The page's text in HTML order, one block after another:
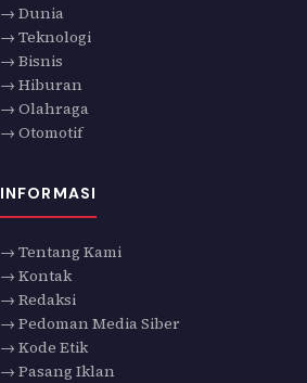
→ Dunia
→ Teknologi
→ Bisnis
→ Hiburan
→ Olahraga
→ Otomotif
INFORMASI
→ Tentang Kami
→ Kontak
→ Redaksi
→ Pedoman Media Siber
→ Kode Etik
→ Pasang Iklan